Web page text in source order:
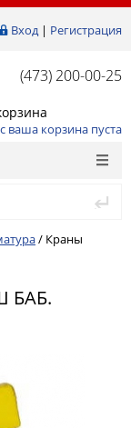
Вход| Регистрация
(473) 200-00-25
ваша корзина пуста
/ Краны
БАБ.